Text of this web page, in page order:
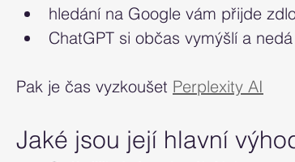
hledání na Google vám přijde
ChatGPT si občas vymýšlí a
Pak je čas vyzkoušet Perplexity AI
Jaké jsou její hlavní